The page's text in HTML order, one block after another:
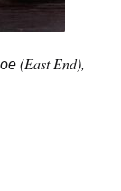
(East End),